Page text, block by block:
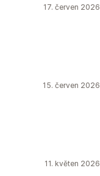
17. červen 2026
15. červen 2026
11. květen 2026